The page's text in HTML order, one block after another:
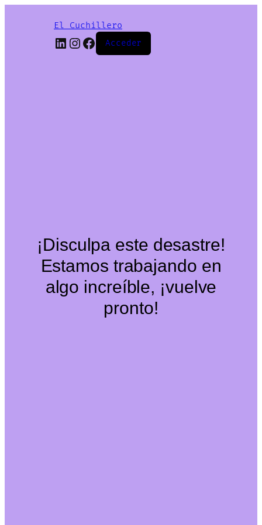
El Cuchillero
LinkedIn
Instagram
Facebook
Acceder
¡Disculpa este desastre!
Estamos trabajando en
algo increíble, ¡vuelve
pronto!